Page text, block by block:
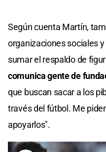
Según cuenta Martín,
organizaciones sociales
sumar el respaldo de
comunica gente de
que buscan sacar a los
través del fútbol. Me
apoyarlos".